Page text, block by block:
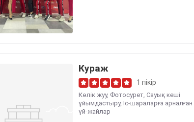
Кураж
1 пікір
Көлік жуу, Фотосурет, Сауық кеші
ұйымдастыру, Іс-шараларға арналған
үй-жайлар